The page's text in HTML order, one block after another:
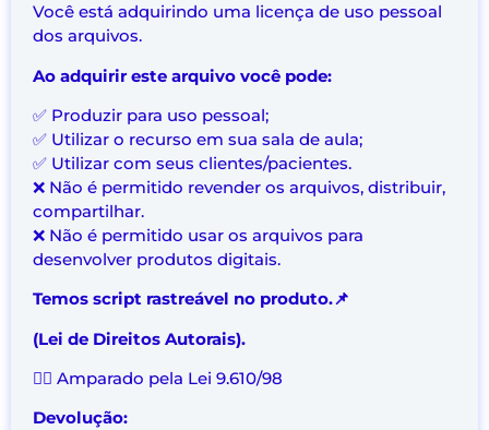
Você está adquirindo uma licença de uso pessoal
dos arquivos.
Ao adquirir este arquivo você pode:
✅ Produzir para uso pessoal;
✅ Utilizar o recurso em sua sala de aula;
✅ Utilizar com seus clientes/pacientes.
❌ Não é permitido revender os arquivos, distribuir,
compartilhar.
❌ Não é permitido usar os arquivos para
desenvolver produtos digitais.
Temos script rastreável no produto.📌
(Lei de Direitos Autorais).
👨‍⚖️ Amparado pela Lei 9.610/98
Devolução: